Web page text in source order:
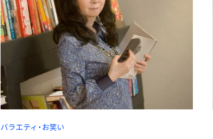
バラエティ・お笑い